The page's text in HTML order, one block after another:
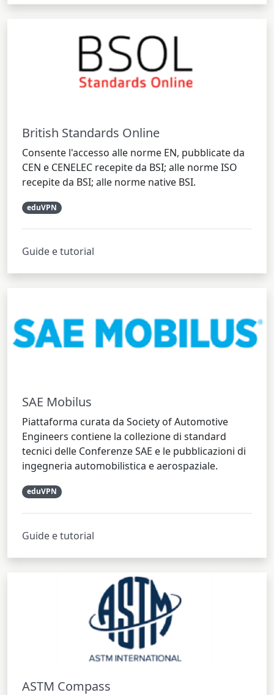
British Standards Online
Consente l'accesso alle norme EN, pubblicate da
CEN e CENELEC recepite da BSI; alle norme ISO
recepite da BSI; alle norme native BSI.
eduVPN
Guide e tutorial
SAE Mobilus
Piattaforma curata da Society of Automotive
Engineers contiene la collezione di standard
tecnici delle Conferenze SAE e le pubblicazioni di
ingegneria automobilistica e aerospaziale.
eduVPN
Guide e tutorial
ASTM Compass